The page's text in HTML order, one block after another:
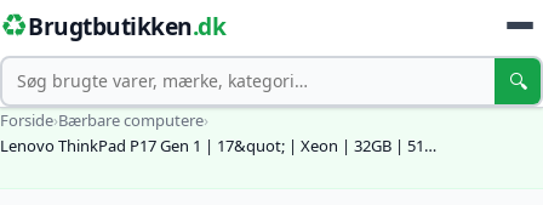
♻️Brugtbutikken.dk
Søg 🔍
Forside›Bærbare computere›
Lenovo ThinkPad P17 Gen 1 | 17&quot; | Xeon | 32GB | 51…